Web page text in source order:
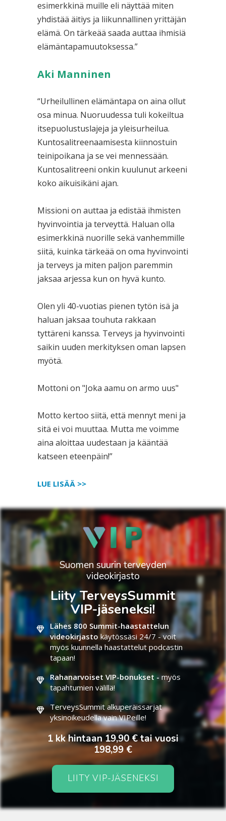
esimerkkinä muille eli näyttää miten
yhdistää äitiys ja liikunnallinen yrittäjän
elämä. On tärkeää saada auttaa ihmisiä
elämäntapamuutoksessa.”
Aki Manninen
“Urheilullinen elämäntapa on aina ollut
osa minua. Nuoruudessa tuli kokeiltua
itsepuolustuslajeja ja yleisurheilua.
Kuntosalitreenaamisesta kiinnostuin
teinipoikana ja se vei mennessään.
Kuntosalitreeni onkin kuulunut arkeeni
koko aikuisikäni ajan.
Missioni on auttaa ja edistää ihmisten
hyvinvointia ja terveyttä. Haluan olla
esimerkkinä nuorille sekä vanhemmille
siitä, kuinka tärkeää on oma hyvinvointi
ja terveys ja miten paljon paremmin
jaksaa arjessa kun on hyvä kunto.
Olen yli 40-vuotias pienen tytön isä ja
haluan jaksaa touhuta rakkaan
tyttäreni kanssa. Terveys ja hyvinvointi
saikin uuden merkityksen oman lapsen
myötä.
Mottoni on "Joka aamu on armo uus"
Motto kertoo siitä, että mennyt meni ja
sitä ei voi muuttaa. Mutta me voimme
aina aloittaa uudestaan ja kääntää
katseen eteenpäin!”
LUE LISÄÄ >>
Suomen suurin terveyden
videokirjasto
Liity TerveysSummit
VIP-jäseneksi!
Lähes 800 Summit-haastattelun
videokirjasto käytössäsi 24/7 - voit
myös kuunnella haastattelut podcastin
tapaan!
Rahanarvoiset VIP-bonukset -myös
tapahtumien välillä!
TerveysSummit alkuperäissarjat
yksinoikeudella vain VIPeille!
1 kk hintaan 19,90 € tai vuosi
198,99 €
LIITY VIP-JÄSENEKSI